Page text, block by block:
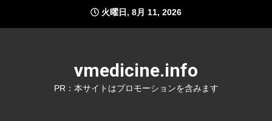
content
火曜日, 8月 11, 2026
vmedicine.info
PR：本サイトはプロモーションを含みます